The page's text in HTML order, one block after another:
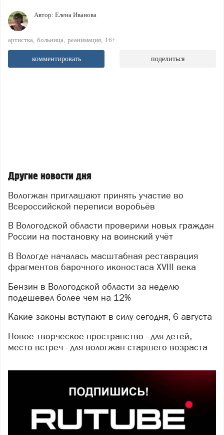
Автор: Елена Иванова
артистка больница реанимация 16+
комментировать поделиться
Другие новости дня
Вологжан приглашают принять участие во
Всероссийской переписи воробьёв
В Вологодской области проверили новых граждан
России на постановку на воинский учёт
В Вологде началась масштабная реставрация
фрагментов барочного иконостаса XVIII века
Бензин в Вологодской области за неделю
подешевел более чем на 12%
Какие законы вступают в силу сегодня, 6 августа
Новое творческое пространство - для детей,
место встреч - для вологжан старшего возраста